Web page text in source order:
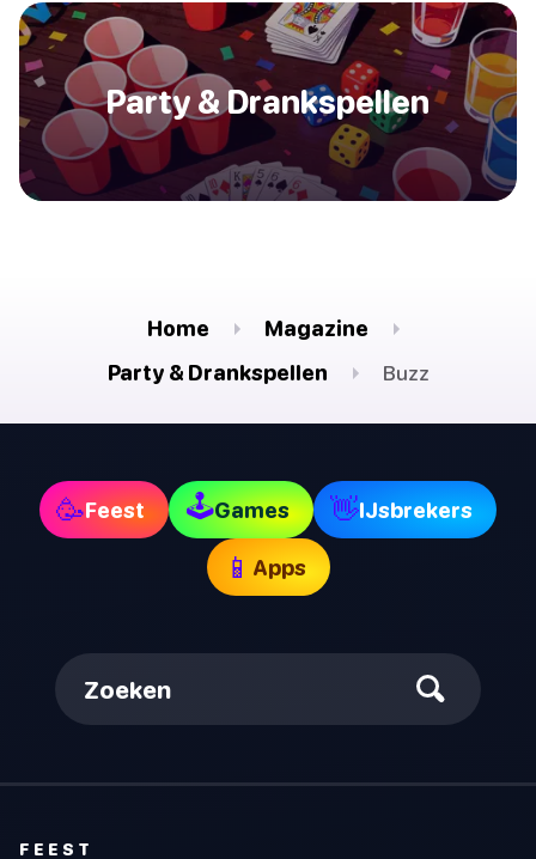
Party & Drankspellen
Home
Magazine
Party & Drankspellen
Buzz
🥳Feest 🕹Games 👋IJsbrekers
📱 Apps
Zoeken
FEEST